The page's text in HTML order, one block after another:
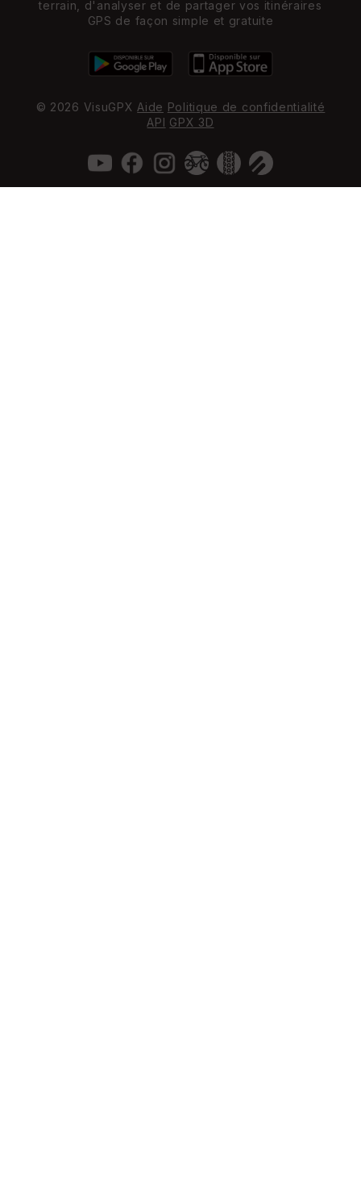
terrain, d'analyser et de partager vos itinéraires
GPS de façon simple et gratuite
© 2026 VisuGPX Aide Politique de confidentialité
API GPX 3D